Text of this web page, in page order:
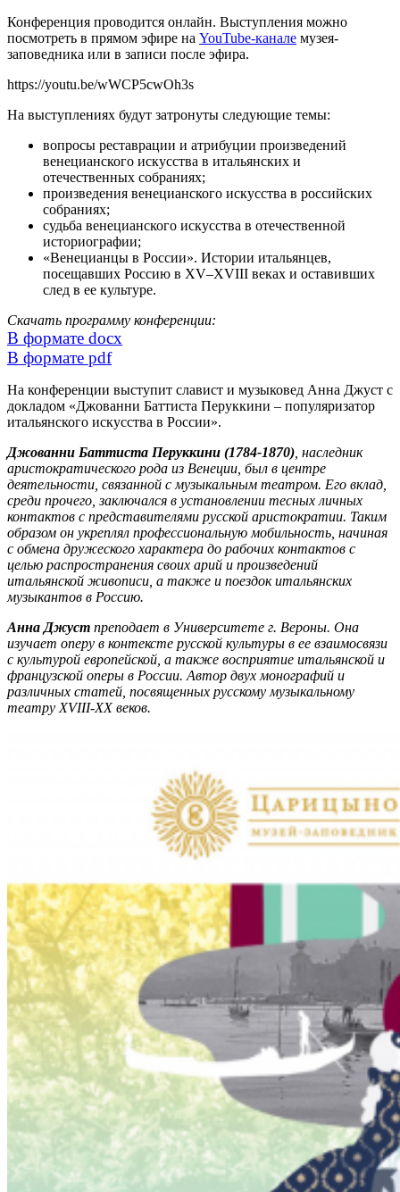
Конференция проводится онлайн. Выступления можно
посмотреть в прямом эфире на YouTube-канале музея-
заповедника или в записи после эфира.
https://youtu.be/wWCP5cwOh3s
На выступлениях будут затронуты следующие темы:
вопросы реставрации и атрибуции произведений
венецианского искусства в итальянских и
отечественных собраниях;
произведения венецианского искусства в российских
собраниях;
судьба венецианского искусства в отечественной
историографии;
«Венецианцы в России». Истории итальянцев,
посещавших Россию в XV–XVIII веках и оставивших
след в ее культуре.
Скачать программу конференции:
В формате docx
В формате pdf
На конференции выступит славист и музыковед Анна Джуст с
докладом «Джованни Баттиста Перуккини – популяризатор
итальянского искусства в России».
Джованни Баттиста Перуккини (1784-1870) , наследник
аристократического рода из Венеции, был в центре
деятельности, связанной с музыкальным театром. Его вклад,
среди прочего, заключался в установлении тесных личных
контактов с представителями русской аристократии. Таким
образом он укреплял профессиональную мобильность, начиная
с обмена дружеского характера до рабочих контактов с
целью распространения своих арий и произведений
итальянской живописи, а также и поездок итальянских
музыкантов в Россию.
Анна Джуст преподает в Университете г. Вероны. Она
изучает оперу в контексте русской культуры в ее взаимосвязи
с культурой европейской, а также восприятие итальянской и
французской оперы в России. Автор двух монографий и
различных статей, посвященных русскому музыкальному
театру XVIII-XX веков.